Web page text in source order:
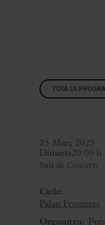
TOTA LA
25 Març 2025
Dimarts20:00 h
Sala de Concerts
Cicle:
Palau Fronteres
Organitza: